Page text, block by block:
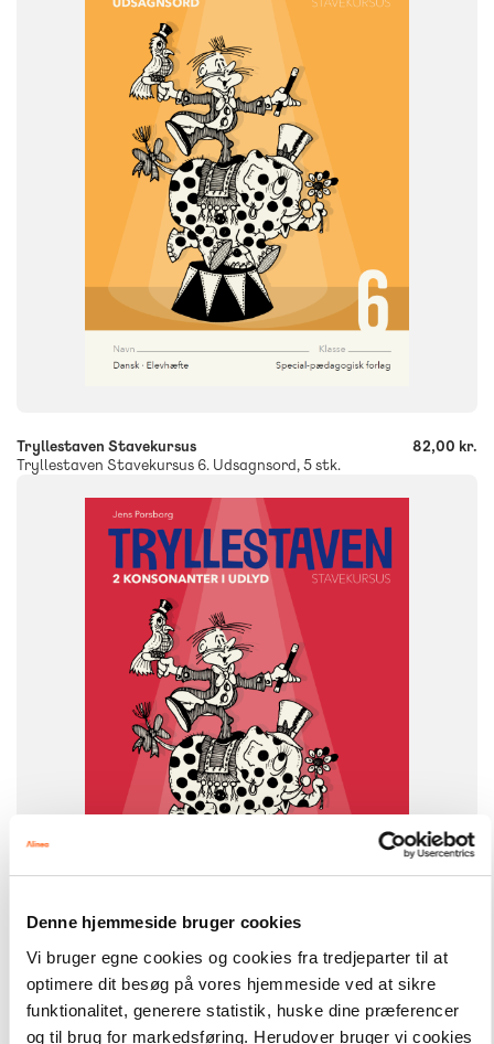
Denne hjemmeside bruger cookies
Vi bruger egne cookies og cookies fra tredjeparter til at
optimere dit besøg på vores hjemmeside ved at sikre
funktionalitet, generere statistik, huske dine præferencer
og til brug for markedsføring. Herudover bruger vi cookies
9788773996140
Tryllestaven Stavekursus
Tryllestaven Stavekursus 6. Udsagnsord, 5 stk.
82,00 kr.
9788773996164
Tryllestaven Stavekursus
82,00 kr.